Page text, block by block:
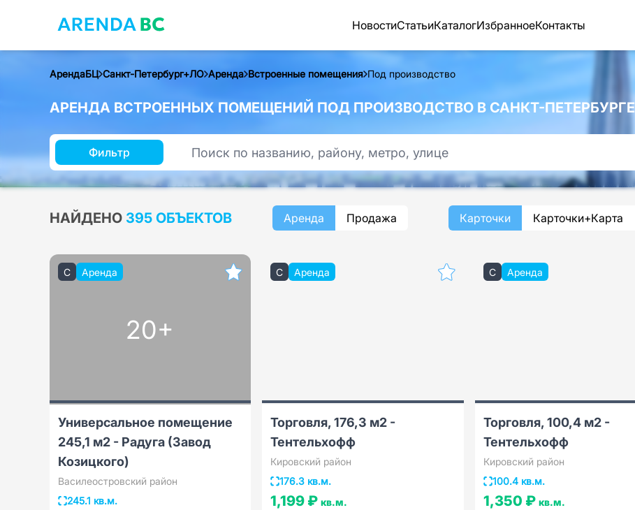
НовостиСтатьиКаталогИзбранноеКонтакты
АрендаБЦ Санкт-Петербург+ЛО Аренда Встроенные помещения Под производство
АРЕНДА ВСТРОЕННЫХ ПОМЕЩЕНИЙ ПОД ПРОИЗВОДСТВО В САНКТ-ПЕТЕРБУРГЕ
Фильтр
НАЙДЕНО 395 ОБЪЕКТОВ Аренда Продажа Карточки Карточки+Карта
C Аренда
20+
Универсальное помещение
245,1 м2 - Радуга (Завод
Козицкого)
Василеостровский район
245.1 кв.м.
C Аренда
Торговля, 176,3 м2 -
Тентельхофф
Кировский район
176.3 кв.м.
1,199 ₽кв.м.
C Аренда
Торговля, 100,4 м2 -
Тентельхофф
Кировский район
100.4 кв.м.
1,350 ₽ кв.м.